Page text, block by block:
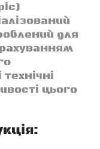
для
цього